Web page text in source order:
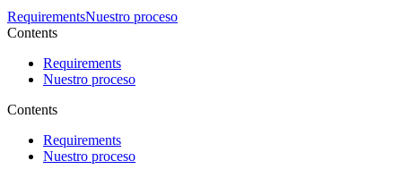
RequirementsNuestro proceso
Contents
Requirements
Nuestro proceso
Contents
Requirements
Nuestro proceso